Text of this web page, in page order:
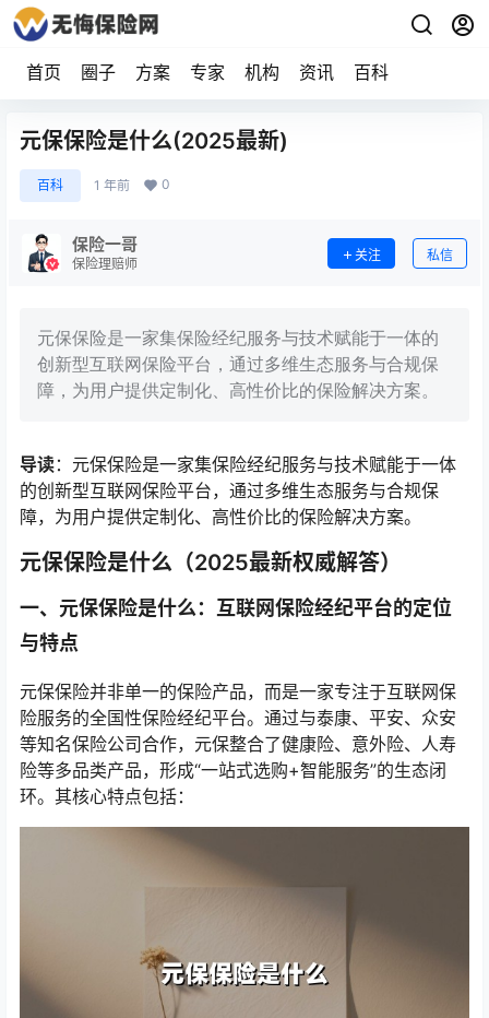
首页 圈子 方案 专家 机构 资讯 百科
元保保险是什么(2025最新)
百科 1 年前 0
保险一哥
保险理赔师
关注 私信
元保保险是一家集保险经纪服务与技术赋能于一体的
创新型互联网保险平台，通过多维生态服务与合规保
障，为用户提供定制化、高性价比的保险解决方案。
导读：元保保险是一家集保险经纪服务与技术赋能于一体
的创新型互联网保险平台，通过多维生态服务与合规保
障，为用户提供定制化、高性价比的保险解决方案。
元保保险是什么（2025最新权威解答）
一、元保保险是什么：互联网保险经纪平台的定位
与特点
元保保险并非单一的保险产品，而是一家专注于互联网保
险服务的全国性保险经纪平台。通过与泰康、平安、众安
等知名保险公司合作，元保整合了健康险、意外险、人寿
险等多品类产品，形成“一站式选购+智能服务”的生态闭
环。其核心特点包括：